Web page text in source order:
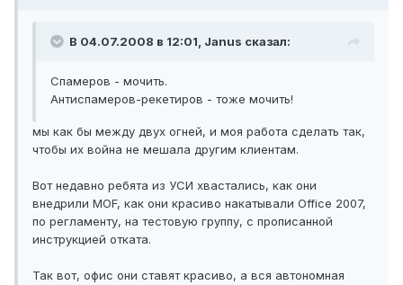
В 04.07.2008 в 12:01, Janus сказал:
Спамеров - мочить.
Антиспамеров-рекетиров - тоже мочить!
мы как бы между двух огней, и моя работа сделать так,
чтобы их война не мешала другим клиентам.
Вот недавно ребята из УСИ хвастались, как они
внедрили MOF, как они красиво накатывали Office 2007,
по регламенту, на тестовую группу, с прописанной
инструкцией отката.
Так вот, офис они ставят красиво, а вся автономная